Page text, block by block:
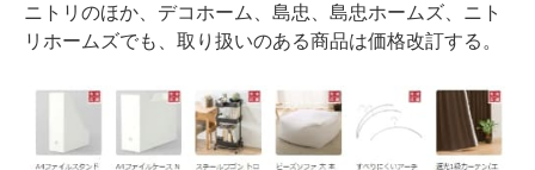
ニトリのほか、デコホーム、島忠、島忠ホームズ、ニト
リホームズでも、取り扱いのある商品は価格改訂する。